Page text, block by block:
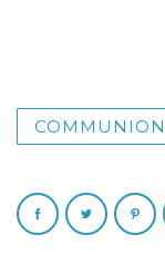
COMMUNION